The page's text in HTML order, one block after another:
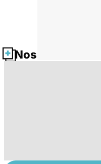
Nos fiches santé